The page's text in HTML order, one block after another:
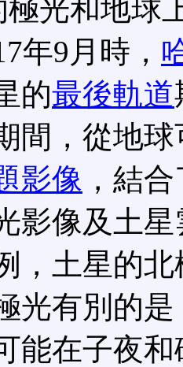
極光和地球
年9月時，
的最後軌道
間，從地球
影像 ，結
影像及土
，土星的北
光有別的是
能在子夜